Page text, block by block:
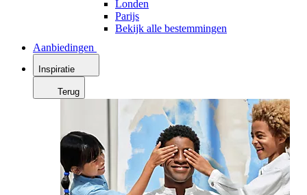
Londen
Parijs
Bekijk alle bestemmingen
Aanbiedingen
Inspiratie
Terug